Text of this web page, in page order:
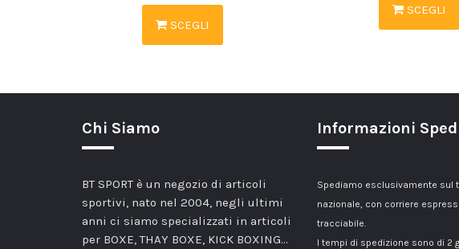
SCEGLI
SCEGLI
Chi Siamo
BT SPORT è un negozio di articoli
sportivi, nato nel 2004, negli ultimi
anni ci siamo specializzati in articoli
per BOXE, THAY BOXE, KICK BOXING…
Informazioni
Spediamo esclusivamente sul
nazionale, con corriere
tracciabile.
I tempi di spedizione sono di 2